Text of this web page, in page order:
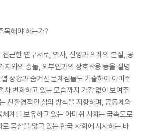
목해야 하는가?
근한 연구서로, 역사, 신앙과 의례의 본질, 공
치와의 충돌, 외부인과의 상호작용 등을 설명
상황과 숨겨진 문제점들도 기술하여 아미쉬
차 변화하고 있는 모습까지 가감 없이 보여주
친환경적인 삶의 방식을 지향하며, 공동체와
계를 보유하고 있는 아미쉬 사회는 급속도로
몸살을 앓고 있는 한국 사회에 시사하는 바